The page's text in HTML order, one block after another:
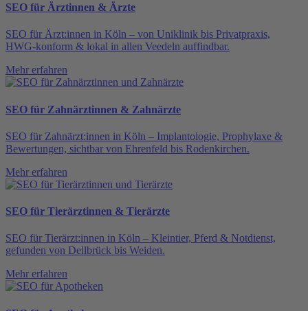
SEO für Ärztinnen & Ärzte
SEO für Ärzt:innen in Köln – von Uniklinik bis Privatpraxis,
HWG-konform & lokal in allen Veedeln auffindbar.
Mehr erfahren
SEO für Zahnärztinnen & Zahnärzte
SEO für Zahnärzt:innen in Köln – Implantologie, Prophylaxe &
Bewertungen, sichtbar von Ehrenfeld bis Rodenkirchen.
Mehr erfahren
SEO für Tierärztinnen & Tierärzte
SEO für Tierärzt:innen in Köln – Kleintier, Pferd & Notdienst,
gefunden von Dellbrück bis Weiden.
Mehr erfahren